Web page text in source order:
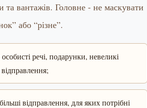
та вантажів. Головне - не маскувати
або “різне”.
речі, подарунки, невеликі
відправлення, для яких потрібні